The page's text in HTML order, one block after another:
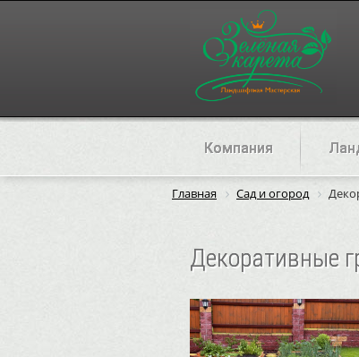
Компания
Главная Сад и огород
Декоративные